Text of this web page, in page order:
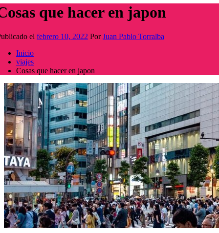
que hacer en japon
el febrero 10, 2022 PorJuan Pablo Torralba
Inicio
viajes
Cosas que hacer en japon